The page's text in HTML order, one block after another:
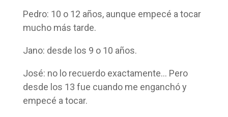
Pedro: 10 o 12 años, aunque empecé a tocar
mucho más tarde.
Jano: desde los 9 o 10 años.
José: no lo recuerdo exactamente… Pero
desde los 13 fue cuando me enganchó y
empecé a tocar.